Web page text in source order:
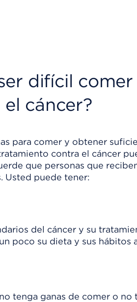
difícil
cáncer?
para comer y obtener
contra el cáncer
que personas que
Usted puede tener:
del cáncer y su
poco su dieta y sus
tenga ganas de comer o